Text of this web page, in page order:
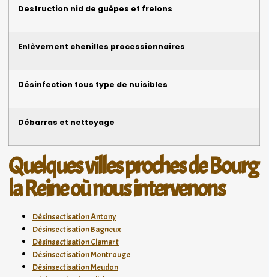
Destruction nid de guêpes et frelons
Enlèvement chenilles processionnaires
Désinfection tous type de nuisibles
Débarras et nettoyage
Quelques villes proches de Bourg
la Reine où nous intervenons
Désinsectisation Antony
Désinsectisation Bagneux
Désinsectisation Clamart
Désinsectisation Montrouge
Désinsectisation Meudon